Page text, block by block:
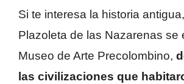
Si te interesa la historia
Plazoleta de las Nazarenas se
Museo de Arte Precolombino,
las civilizaciones que